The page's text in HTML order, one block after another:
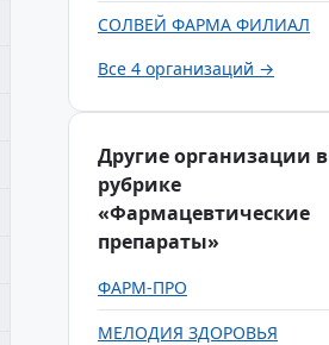
СОЛВЕЙ ФАРМА ФИЛИАЛ
Все 4 организаций →
Другие организации в
рубрике
«Фармацевтические
препараты»
ФАРМ-ПРО
МЕЛОДИЯ ЗДОРОВЬЯ